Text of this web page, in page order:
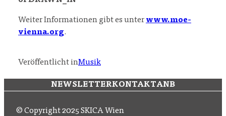
Weiter Informationen gibt es unter www.moe-
vienna.org.
Veröffentlicht inMusik
NEWSLETTERKONTAKTANB
© Copyright 2025 SKICA Wien